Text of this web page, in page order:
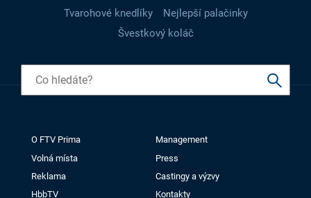
Tvarohové knedlíky
Nejlepší palačinky
Švestkový koláč
O FTV Prima
Management
Volná místa
Press
Reklama
Castingy a výzvy
HbbTV
Kontakty